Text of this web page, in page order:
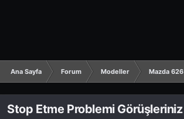
Ana Sayfa Forum Modeller Mazda 626
Stop Etme Problemi Görüşleriniz